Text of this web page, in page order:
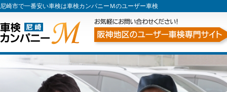
尼崎市で一番安い車検は車検カンパニーＭのユーザー車検